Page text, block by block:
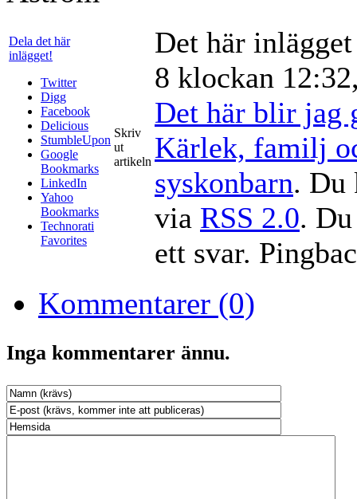
Dela det här
inlägget!
Twitter
Digg
Facebook
Delicious
StumbleUpon
Google
Bookmarks
LinkedIn
Yahoo
Bookmarks
Technorati
Favorites
Skriv
ut
artikeln
Det här
8 klockan
Det här blir jag
Kärlek, familj
syskonbarn. Du
via RSS 2.0.
ett svar.
Kommentarer (0)
Inga kommentarer ännu.